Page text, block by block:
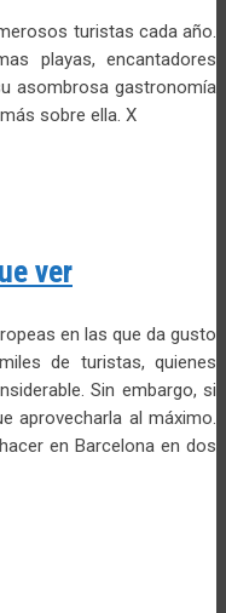
turistas cada año.
playas, encantadores
asombrosa gastronomía
sobre ella. X
ver
en las que da gusto
de turistas, quienes
Sin embargo, si
aprovecharla al máximo.
en Barcelona en dos